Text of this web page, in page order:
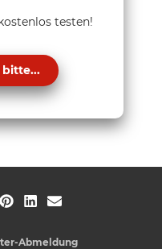
testen!
bitte...
Abmeldung